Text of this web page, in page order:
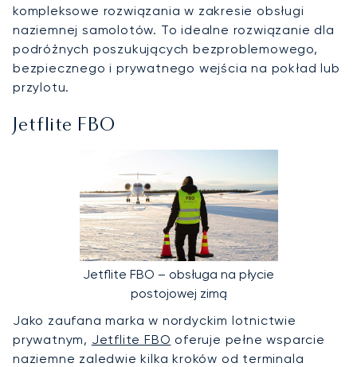
kompleksowe rozwiązania w zakresie obsługi
naziemnej samolotów. To idealne rozwiązanie dla
podróżnych poszukujących bezproblemowego,
bezpiecznego i prywatnego wejścia na pokład lub
przylotu.
Jetflite FBO
Jetflite FBO – obsługa na płycie
postojowej zimą
Jako zaufana marka w nordyckim lotnictwie
prywatnym, Jetflite FBO oferuje pełne wsparcie
naziemne zaledwie kilka kroków od terminala